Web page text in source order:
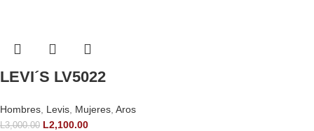
LEVI´S LV5022
Hombres, Levis, Mujeres, Aros
L3,000.00 L2,100.00